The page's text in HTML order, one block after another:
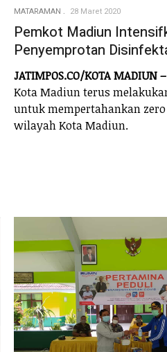
MATARAMAN 28 Maret 2020
Pemkot Madiun
Penyemprotan
JATIMPOS.CO/KOTA MADIUN –
Kota Madiun terus
untuk mempertahankan
wilayah Kota Madiun.